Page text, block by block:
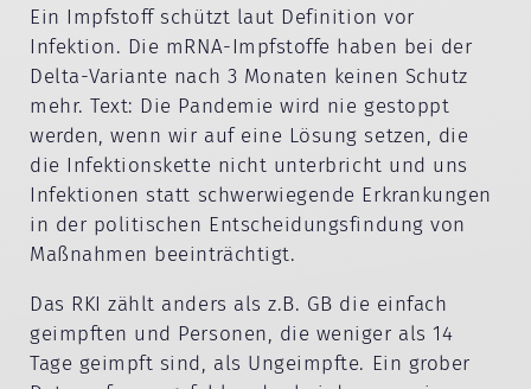
Ein Impfstoff schützt laut Definition vor
Infektion. Die mRNA-Impfstoffe haben bei der
Delta-Variante nach 3 Monaten keinen Schutz
mehr. Text: Die Pandemie wird nie gestoppt
werden, wenn wir auf eine Lösung setzen, die
die Infektionskette nicht unterbricht und uns
Infektionen statt schwerwiegende Erkrankungen
in der politischen Entscheidungsfindung von
Maßnahmen beeinträchtigt.
Das RKI zählt anders als z.B. GB die einfach
geimpften und Personen, die weniger als 14
Tage geimpft sind, als Ungeimpfte. Ein grober